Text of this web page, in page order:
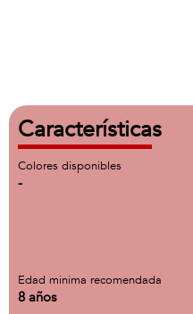
Características
Colores disponibles
-
Edad minima recomendada
8 años